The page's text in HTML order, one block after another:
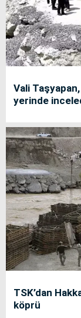
Vali Taşyapan,
yerinde
TSK’dan
köprü